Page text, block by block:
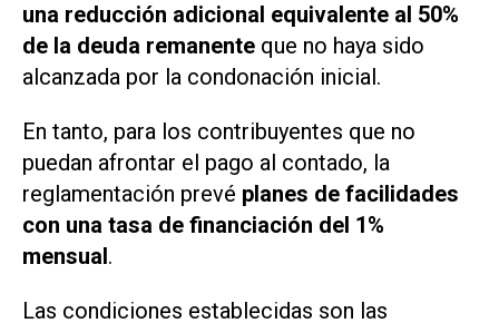
una reducción adicional equivalente al 50%
de la deuda remanente que no haya sido
alcanzada por la condonación inicial.
En tanto, para los contribuyentes que no
puedan afrontar el pago al contado, la
reglamentación prevé planes de facilidades
con una tasa de financiación del 1%
mensual.
Las condiciones establecidas son las